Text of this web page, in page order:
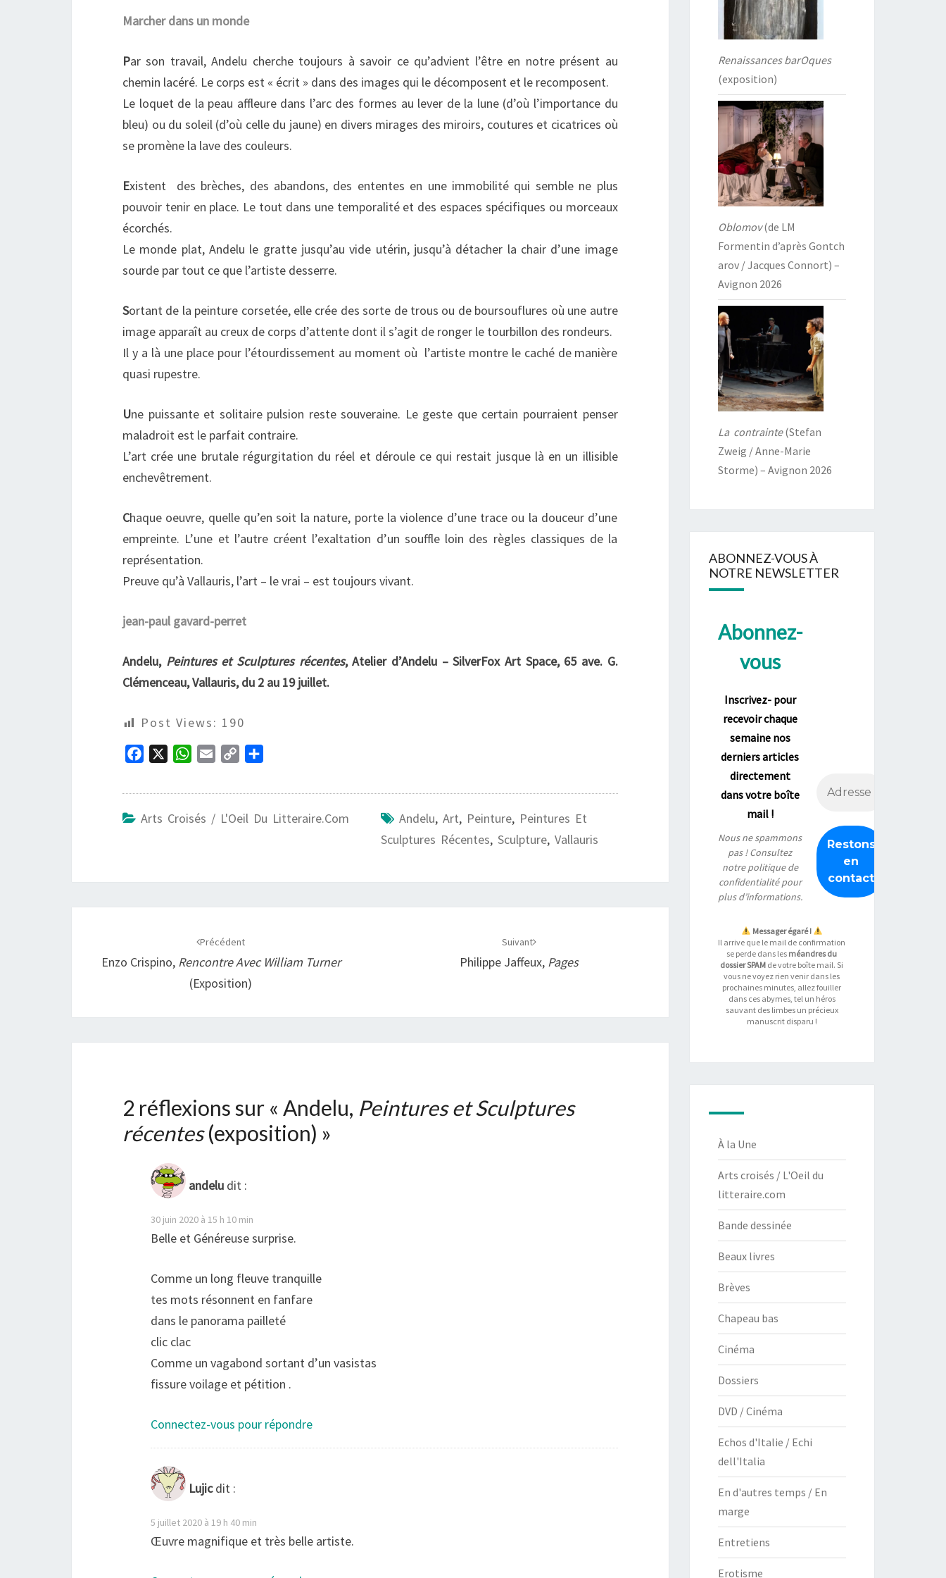
Marcher dans un monde
Par son travail, Andelu cherche toujours à savoir ce qu’advient l’être en notre présent au
chemin lacéré. Le corps est « écrit » dans des images qui le décomposent et le recomposent.
Le loquet de la peau affleure dans l’arc des formes au lever de la lune (d’où l’importance du
bleu) ou du soleil (d’où celle du jaune) en divers mirages des miroirs, coutures et cicatrices où
se promène la lave des couleurs.
Existent des brèches, des abandons, des ententes en une immobilité qui semble ne plus
pouvoir tenir en place. Le tout dans une temporalité et des espaces spécifiques ou morceaux
écorchés.
Le monde plat, Andelu le gratte jusqu’au vide utérin, jusqu’à détacher la chair d’une image
sourde par tout ce que l’artiste desserre.
Sortant de la peinture corsetée, elle crée des sorte de trous ou de boursouflures où une autre
image apparaît au creux de corps d’attente dont il s’agit de ronger le tourbillon des rondeurs.
Il y a là une place pour l’étourdissement au moment où l’artiste montre le caché de manière
quasi rupestre.
Une puissante et solitaire pulsion reste souveraine. Le geste que certain pourraient penser
maladroit est le parfait contraire.
L’art crée une brutale régurgitation du réel et déroule ce qui restait jusque là en un illisible
enchevêtrement.
Chaque oeuvre, quelle qu’en soit la nature, porte la violence d’une trace ou la douceur d’une
empreinte. L’une et l’autre créent l’exaltation d’un souffle loin des règles classiques de la
représentation.
Preuve qu’à Vallauris, l’art – le vrai – est toujours vivant.
jean-paul gavard-perret
Andelu, Peintures et Sculptures récentes, Atelier d’Andelu – SilverFox Art Space, 65 ave. G.
Clémenceau, Vallauris, du 2 au 19 juillet.
Post Views: 190
c
b
k
W
a
s
p
a
p
L
k
r
a
r
Arts Croisés / L'Oeil Du Litteraire.com Andelu, Art, Peinture, Peintures Et
Sculptures Récentes, Sculpture, Vallauris
Précédent
Enzo Crispino, Rencontre Avec William Turner
(exposition)
Suivant
Philippe Jaffeux, Pages
2 réflexions sur « Andelu, Peintures et Sculptures
récentes(exposition) »
andelu dit :
30 juin 2020 à 15 h 10 min
Belle et Généreuse surprise.
Comme un long fleuve tranquille
tes mots résonnent en fanfare
dans le panorama pailleté
clic clac
Comme un vagabond sortant d’un vasistas
fissure voilage et pétition .
Connectez-vous pour répondre
Lujic dit :
5 juillet 2020 à 19 h 40 min
Œuvre magnifique et très belle artiste.
Renaissances barOques
(exposition)
Oblomov(de LM
Formentin d’après Gontch
arov / Jacques Connort) –
Avignon 2026
La contrainte(Stefan
Zweig / Anne-Marie
Storme) – Avignon 2026
ABONNEZ-VOUS À
NOTRE NEWSLETTER
Abonnez-
vous
Inscrivez- pour
recevoir chaque
semaine nos
derniers articles
directement
dans votre boîte
mail !
Nous ne spammons
pas ! Consultez
notrepolitique de
confidentialitépour
plus d’informations.
Messager égaré !
Il arrive que le mail de confirmation
se perde dans les méandres du
dossier SPAM de votre boîte mail. Si
vous ne voyez rien venir dans les
prochaines minutes, allez fouiller
dans ces abymes, tel un héros
sauvant des limbes un précieux
manuscrit disparu !
À la Une
Arts croisés / L'Oeil du
litteraire.com
Bande dessinée
Beaux livres
Brèves
Chapeau bas
Cinéma
Dossiers
DVD / Cinéma
Echos d'Italie / Echi
dell'Italia
En d'autres temps / En
marge
Entretiens
Erotisme